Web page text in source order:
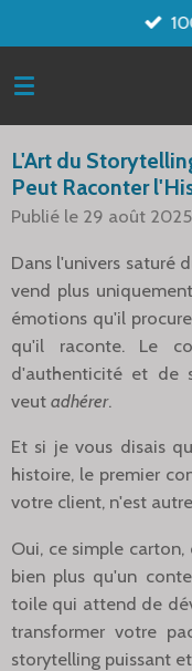
au
contenu
L'Art du
Peut Raconter
Publié le 29 août
Dans l'univers saturé
vend plus
émotions qu'il
qu'il raconte. Le
d'authenticité et de
veut adhérer.
Et si je vous disais
histoire, le premier
votre client, n'est
Oui, ce simple
bien plus qu'un
toile qui attend de
transformer votre
storytelling puissant